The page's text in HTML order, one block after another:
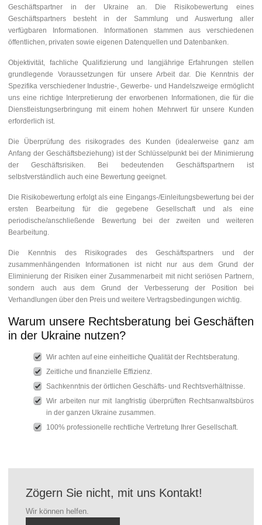
Geschäftspartner in der Ukraine an. Die Risikobewertung eines
Geschäftspartners besteht in der Sammlung und Auswertung aller
verfügbaren Informationen. Informationen stammen aus verschiedenen
öffentlichen, privaten sowie eigenen Datenquellen und Datenbanken.
Objektivität, fachliche Qualifizierung und langjährige Erfahrungen stellen
grundlegende Voraussetzungen für unsere Arbeit dar. Die Kenntnis der
Spezifika verschiedener Industrie-, Gewerbe- und Handelszweige ermöglicht
uns eine richtige Interpretierung der erworbenen Informationen, die für die
Dienstleistungserbringung mit einem hohen Mehrwert für unsere Kunden
erforderlich ist.
Die Überprüfung des risikogrades des Kunden (idealerweise ganz am
Anfang der Geschäftsbeziehung) ist der Schlüsselpunkt bei der Minimierung
der Geschäftsrisiken. Bei bedeutenden Geschäftspartnern ist
selbstverständlich auch eine Bewertung geeignet.
Die Risikobewertung erfolgt als eine Eingangs-/Einleitungsbewertung bei der
ersten Bearbeitung für die gegebene Gesellschaft und als eine
periodische/anschließende Bewertung bei der zweiten und weiteren
Bearbeitung.
Die Kenntnis des Risikogrades des Geschäftspartners und der
zusammenhängenden Informationen ist nicht nur aus dem Grund der
Eliminierung der Risiken einer Zusammenarbeit mit nicht seriösen Partnern,
sondern auch aus dem Grund der Verbesserung der Position bei
Verhandlungen über den Preis und weitere Vertragsbedingungen wichtig.
Warum unsere Rechtsberatung bei Geschäften
in der Ukraine nutzen?
Wir achten auf eine einheitliche Qualität der Rechtsberatung.
Zeitliche und finanzielle Effizienz.
Sachkenntnis der örtlichen Geschäfts- und Rechtsverhältnisse.
Wir arbeiten nur mit langfristig überprüften Rechtsanwaltsbüros
in der ganzen Ukraine zusammen.
100% professionelle rechtliche Vertretung Ihrer Gesellschaft.
Zögern Sie nicht, mit uns Kontakt!
Wir können helfen.